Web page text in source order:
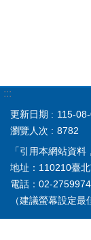
:::
更新日期
115-
瀏覽人次
8782
「引用本網站資
地址：110210臺
電話：02-
（建議螢幕設定